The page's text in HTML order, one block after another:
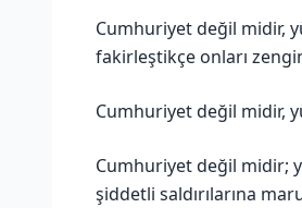
Cumhuriyet değil midir,
fakirleştikçe onları
Cumhuriyet değil midir,
Cumhuriyet değil midir;
şiddetli saldırılarına